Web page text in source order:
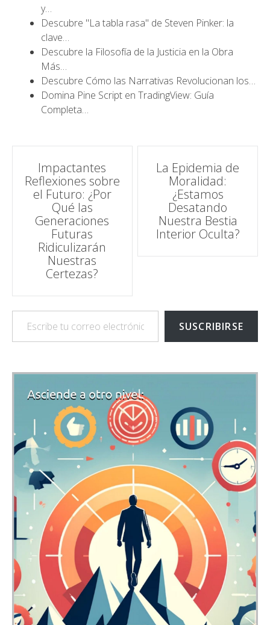
y…
Descubre "La tabla rasa" de Steven Pinker: la
clave…
Descubre la Filosofía de la Justicia en la Obra
Más…
Descubre Cómo las Narrativas Revolucionan los…
Domina Pine Script en TradingView: Guía
Completa…
Navegación
de
entradas
Impactantes
Reflexiones sobre
el Futuro: ¿Por
Qué las
Generaciones
Futuras
Ridiculizarán
Nuestras
Certezas?
La Epidemia de
Moralidad:
¿Estamos
Desatando
Nuestra Bestia
Interior Oculta?
Escribe tu correo electrónico…
SUSCRIBIRSE